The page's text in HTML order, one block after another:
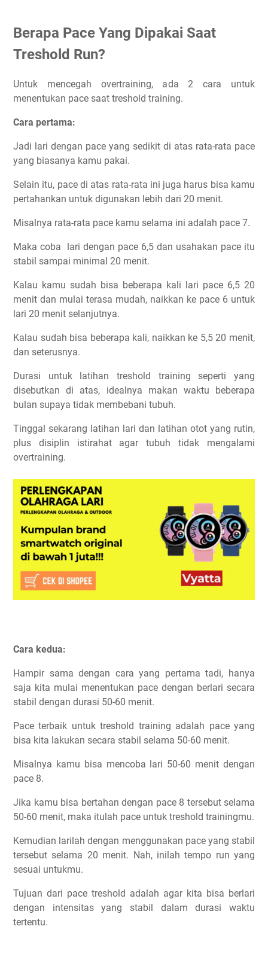
Berapa Pace Yang Dipakai Saat
Treshold Run?
Untuk mencegah overtraining, ada 2 cara untuk
menentukan pace saat treshold training.
Cara pertama:
Jadi lari dengan pace yang sedikit di atas rata-rata pace
yang biasanya kamu pakai.
Selain itu, pace di atas rata-rata ini juga harus bisa kamu
pertahankan untuk digunakan lebih dari 20 menit.
Misalnya rata-rata pace kamu selama ini adalah pace 7.
Maka coba lari dengan pace 6,5 dan usahakan pace itu
stabil sampai minimal 20 menit.
Kalau kamu sudah bisa beberapa kali lari pace 6,5 20
menit dan mulai terasa mudah, naikkan ke pace 6 untuk
lari 20 menit selanjutnya.
Kalau sudah bisa beberapa kali, naikkan ke 5,5 20 menit,
dan seterusnya.
Durasi untuk latihan treshold training seperti yang
disebutkan di atas, idealnya makan waktu beberapa
bulan supaya tidak membebani tubuh.
Tinggal sekarang latihan lari dan latihan otot yang rutin,
plus disiplin istirahat agar tubuh tidak mengalami
overtraining.
Cara kedua:
Hampir sama dengan cara yang pertama tadi, hanya
saja kita mulai menentukan pace dengan berlari secara
stabil dengan durasi 50-60 menit.
Pace terbaik untuk treshold training adalah pace yang
bisa kita lakukan secara stabil selama 50-60 menit.
Misalnya kamu bisa mencoba lari 50-60 menit dengan
pace 8.
Jika kamu bisa bertahan dengan pace 8 tersebut selama
50-60 menit, maka itulah pace untuk treshold trainingmu.
Kemudian larilah dengan menggunakan pace yang stabil
tersebut selama 20 menit. Nah, inilah tempo run yang
sesuai untukmu.
Tujuan dari pace treshold adalah agar kita bisa berlari
dengan intensitas yang stabil dalam durasi waktu
tertentu.